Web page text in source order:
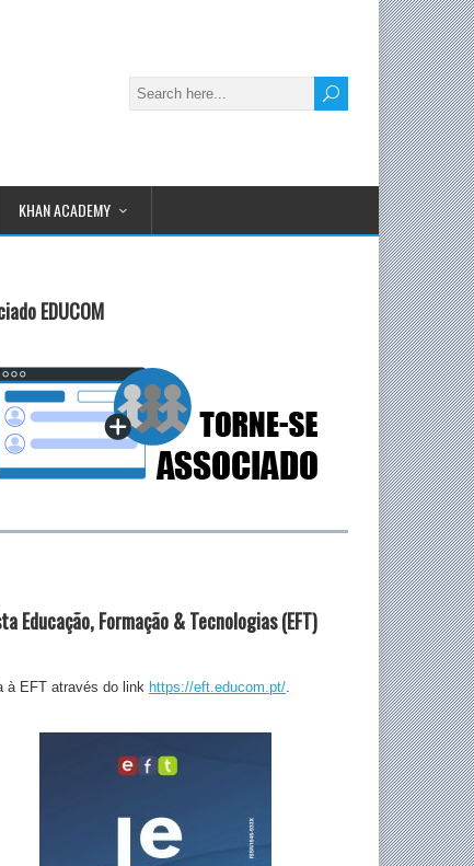
KHAN ACADEMY
EDUCOM
Educação, Formação & Tecnologias (EFT)
à EFT através do link https://eft.educom.pt/.